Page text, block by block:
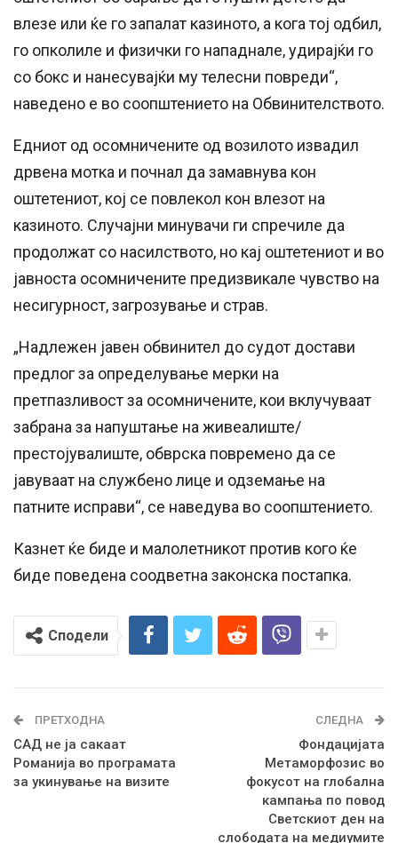
влезе или ќе го запалат казиното, а кога тој одбил,
го опколиле и физички го нападнале, удирајќи го
со бокс и нанесувајќи му телесни повреди“,
наведено е во соопштението на Обвинителството.
Едниот од осомничените од возилото извадил
дрвена мотка и почнал да замавнува кон
оштетениот, кој се повлекол кон влезот на
казиното. Случајни минувачи ги спречиле да
продолжат со насилството, но кај оштетениот и во
јавноста осомничените предизвикале чувство на
несигурност, загрозување и страв.
„Надлежен јавен обвинител до судот достави
предлог за определување мерки на
претпазливост за осомничените, кои вклучуваат
забрана за напуштање на живеалиште/
престојувалиште, обврска повремено да се
јавуваат на службено лице и одземање на
патните исправи“, се наведува во соопштението.
Казнет ќе биде и малолетникот против кого ќе
биде поведена соодветна законска постапка.
Сподели
ПРЕТХОДНА
САД не ја сакаат
Романија во програмата
за укинување на визите
СЛЕДНА
Фондацијата
Метаморфозис во
фокусот на глобална
кампања по повод
Светскиот ден на
слободата на медиумите